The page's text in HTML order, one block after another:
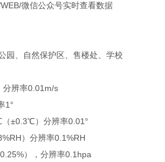
微信公众号实时查看数据
园、自然保护区、售楼处、学校
分辨率0.01m/s
1°
±0.3℃）分辨率0.01°
）分辨率0.1%RH
），分辨率0.1hpa